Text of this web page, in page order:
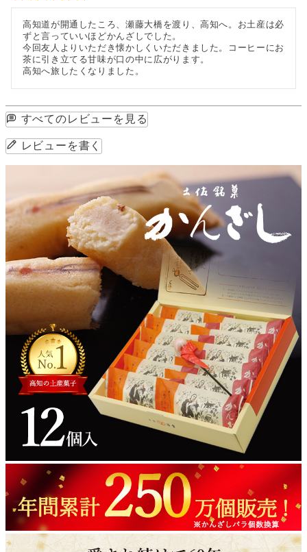
高知道が開通したころ、瀬藤大橋を渡り、高知へ。お土産は必
ずと言っていいほどかんざしでした。
今回友人よりいただき懐かしくいただきました。コーヒーにお
茶に引き立てる甘味が口の中に広がります。
高知へ旅したくなりました。
すべてのレビューを見る
レビューを書く